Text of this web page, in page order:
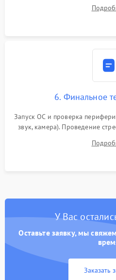
шлейфов, модулей памяти и
6. Финальное
Запуск ОС и проверка
звук, камера). Проведение
для контроля
системы под
У Вас
Оставьте заявку, мы
Заказать